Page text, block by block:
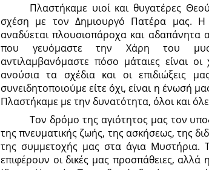
Πλαστήκαμε υιοί και θυγατέρες
σχέση με τον Δημιουργό Πατέρα μας.
αναδύεται πλουσιοπάροχα και
που γευόμαστε την Χάρη του
αντιλαμβανόμαστε πόσο μάταιες είναι
ανούσια τα σχέδια και οι επιδιώξεις
συνειδητοποιούμε είτε όχι, είναι η ένωσή
Πλαστήκαμε με την δυνατότητα, όλοι και
Τον δρόμο της αγιότητος μας τον
της πνευματικής ζωής, της ασκήσεως, της
της συμμετοχής μας στα άγια Μυστήρια.
επιφέρουν οι δικές μας προσπάθειες, αλλά